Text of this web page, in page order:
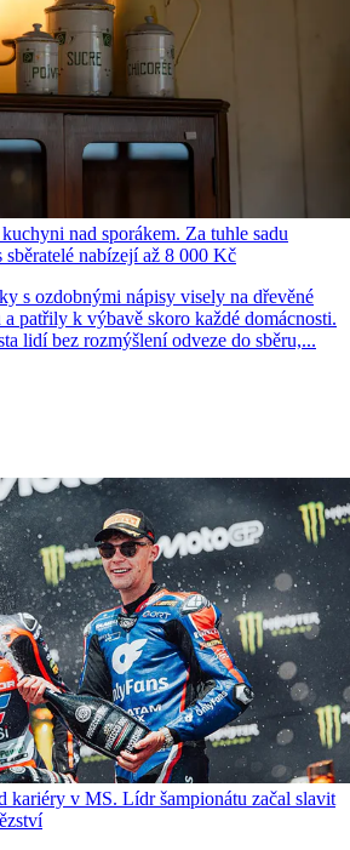
nad sporákem. Za tuhle sadu
nabízejí až 8 000 Kč
s ozdobnými nápisy visely na dřevěné
patřily k výbavě skoro každé domácnosti.
lidí bez rozmýšlení odveze do sběru,...
kariéry v MS. Lídr šampionátu začal slavit